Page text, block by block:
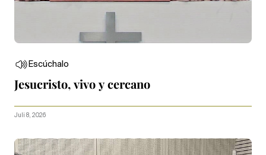
Escúchalo
Jesucristo, vivo y cercano
Juli 8, 2026